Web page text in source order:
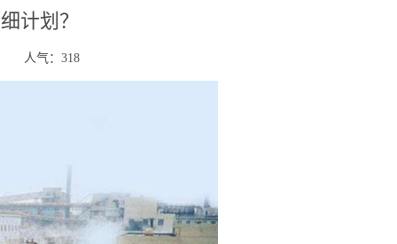
计划？
人气： 318